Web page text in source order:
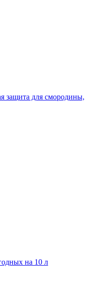
защита для смородины,
на 10 л